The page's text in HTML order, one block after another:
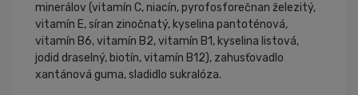
minerálov (vitamín C, niacín, pyrofosforečnan železitý,
vitamín E, síran zinočnatý, kyselina pantoténová,
vitamín B6, vitamín B2, vitamín B1, kyselina listová,
jodid draselný, biotín, vitamín B12), zahusťovadlo
xantánová guma, sladidlo sukralóza.